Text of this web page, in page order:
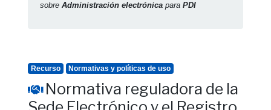
sobre Administración electrónica para PDI
Recurso Normativas y políticas de uso
Normativa reguladora de la